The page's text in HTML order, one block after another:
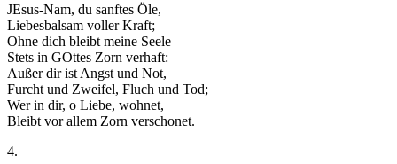
JEsus-Nam, du sanftes Öle,
Liebesbalsam voller Kraft;
Ohne dich bleibt meine Seele
Stets in GOttes Zorn verhaft:
Außer dir ist Angst und Not,
Furcht und Zweifel, Fluch und Tod;
Wer in dir, o Liebe, wohnet,
Bleibt vor allem Zorn verschonet.
4.